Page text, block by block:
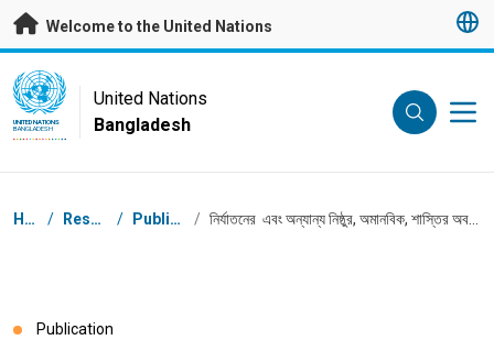
Skip to main content
Welcome to the United Nations
UN Logo
UNITED NATIONS
BANGLADESH
United Nations
Bangladesh
Breadcrumb
Home / Resources / Publications / নির্যাতনের এবং অন্যান্য নিষ্ঠুর, অমানবিক, শাস্তির অবমাননাকর আচরণ বিরুদ্ধে কনভেনশন (বাংলায়)
Publication